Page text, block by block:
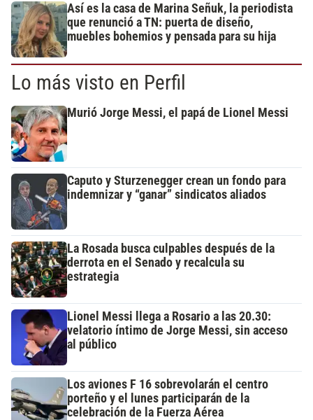
Así es la casa de Marina Señuk, la periodista
que renunció a TN: puerta de diseño,
muebles bohemios y pensada para su hija
Lo más visto en Perfil
Murió Jorge Messi, el papá de Lionel Messi
Caputo y Sturzenegger crean un fondo para
indemnizar y “ganar” sindicatos aliados
La Rosada busca culpables después de la
derrota en el Senado y recalcula su
estrategia
Lionel Messi llega a Rosario a las 20.30:
velatorio íntimo de Jorge Messi, sin acceso
al público
Los aviones F 16 sobrevolarán el centro
porteño y el lunes participarán de la
celebración de la Fuerza Aérea